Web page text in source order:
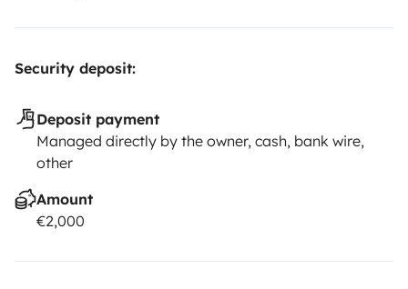
Security deposit:
Deposit payment
Managed directly by the owner, cash, bank wire,
other
Amount
€2,000